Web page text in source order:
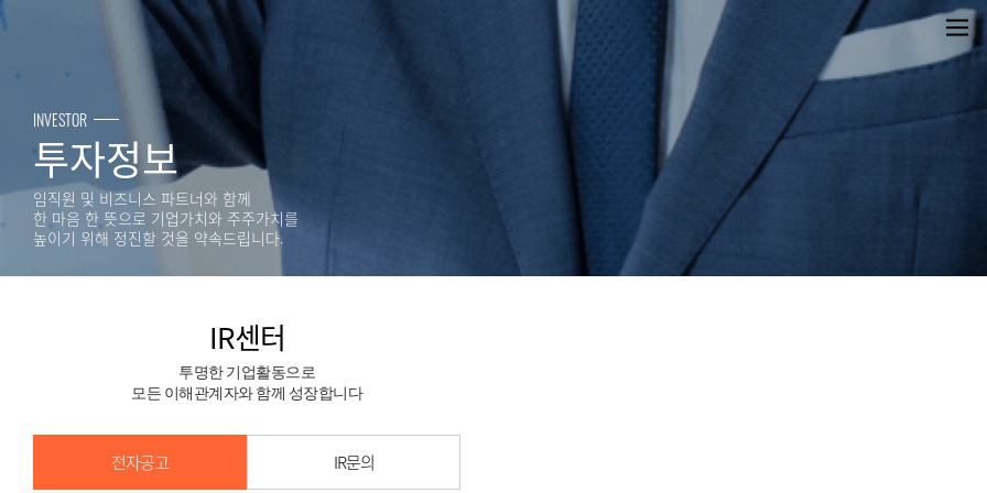
INVESTOR
투자정보
임직원 및 비즈니스 파트너와 함께
한 마음 한 뜻으로 기업가치와 주주가치를
높이기 위해 정진할 것을 약속드립니다.
IR센터
투명한 기업활동으로
모든 이해관계자와 함께 성장합니다
전자공고 IR문의